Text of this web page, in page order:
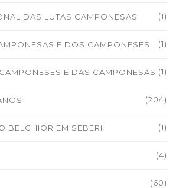
DAS LUTAS CAMPONESAS (1)
E DOS CAMPONESES (1)
E DAS CAMPONESAS (1)
(204)
BELCHIOR EM SEBERI (1)
(4)
(60)